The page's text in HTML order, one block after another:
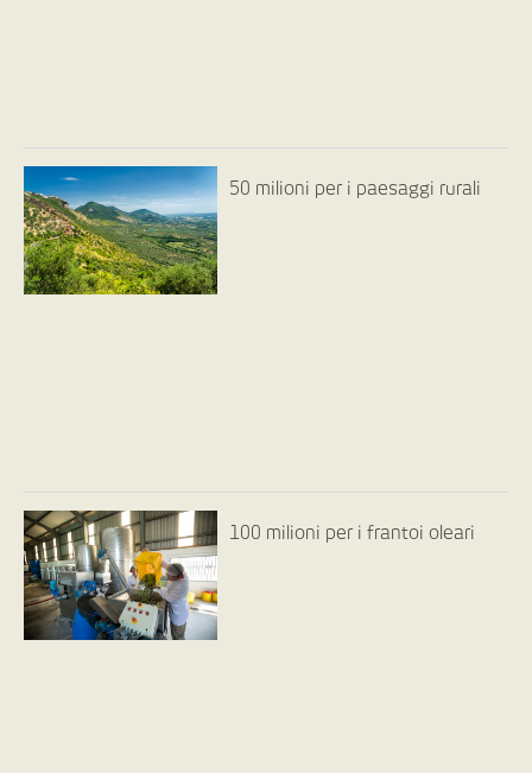
50 milioni per i paesaggi rurali
100 milioni per i frantoi oleari